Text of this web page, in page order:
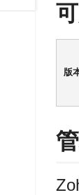
版